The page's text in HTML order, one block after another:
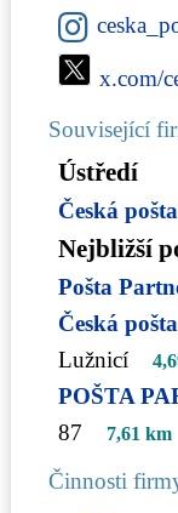
x.com/
Související
Ústředí
Česká
Nejbližší
Pošta
Česká
Lužnicí
POŠTA
87
7,61 km
Činnosti